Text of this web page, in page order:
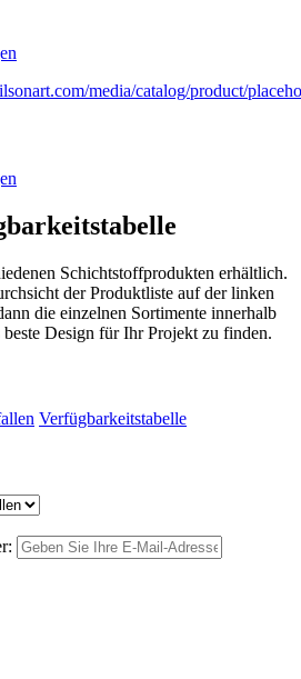
Schichtstoffprodukten erhältlich.
der Produktliste auf der linken
die einzelnen Sortimente innerhalb
Design für Ihr Projekt zu finden.
Verfügbarkeitstabelle